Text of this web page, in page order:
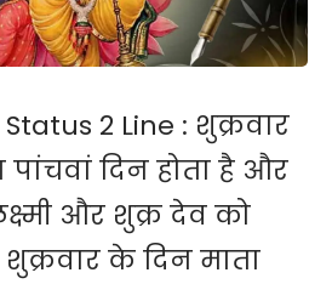
2 Line : शुक्रवार
पांचवां दिन होता है और
और शुक्र देव को
शुक्रवार के दिन माता